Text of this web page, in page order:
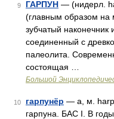
9 ГАРПУН — (нидерл.
(главным образом на
зубчатый наконечник
соединенный с
палеолита.
состоящая …
Большой
10 гарпунёр — а, м.
гарпуна. БАС I. В